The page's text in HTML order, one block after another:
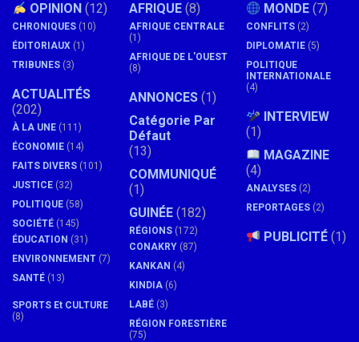
OPINION (12)
CHRONIQUES (10)
ÉDITORIAUX (1)
TRIBUNES (3)
ACTUALITÉS
(202)
À LA UNE (111)
ÉCONOMIE (14)
FAITS DIVERS (101)
JUSTICE (32)
POLITIQUE (58)
SOCIÉTÉ (145)
ÉDUCATION (31)
ENVIRONNEMENT (7)
SANTÉ (13)
SPORTS Et CULTURE
(8)
AFRIQUE (8)
AFRIQUE CENTRALE
(1)
AFRIQUE DE L'OUEST
(8)
ANNONCES (1)
Catégorie Par
Défaut
(13)
COMMUNIQUÉ
(1)
GUINÉE (182)
RÉGIONS (172)
CONAKRY (87)
KANKAN (4)
KINDIA (6)
LABÉ (3)
RÉGION FORESTIÈRE
(75)
MONDE (7)
CONFLITS (2)
DIPLOMATIE (5)
POLITIQUE
INTERNATIONALE
(4)
INTERVIEW
(1)
MAGAZINE
(4)
ANALYSES (2)
REPORTAGES (2)
PUBLICITÉ (1)